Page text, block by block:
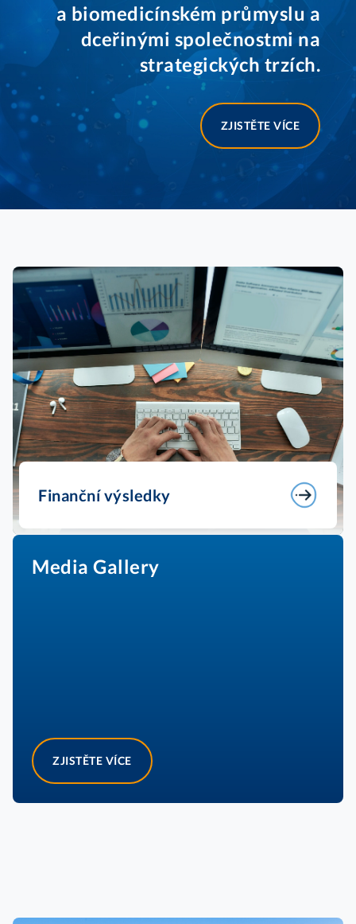
a biomedicínském průmyslu a
dceřinými společnostmi na
strategických trzích.
ZJISTĚTE VÍCE
Finanční výsledky
Media Gallery
ZJISTĚTE VÍCE